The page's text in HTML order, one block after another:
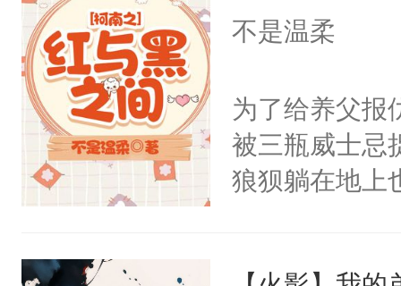
疯狂地涌入到
王和泽熙仙尊
世间共同渡过
口耳相传的话
人设服务的男
天道所眷顾
不是温柔
为了给养父报
被三瓶威士忌
狼狈躺在地上